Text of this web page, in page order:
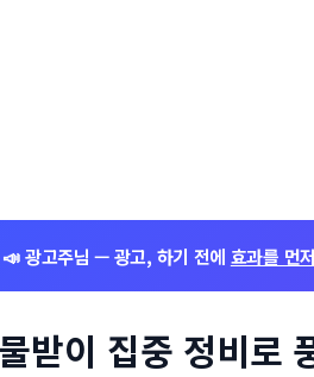
📣 광고주님 — 광고, 하기 전에 효과를 먼
받이 집중 정비로